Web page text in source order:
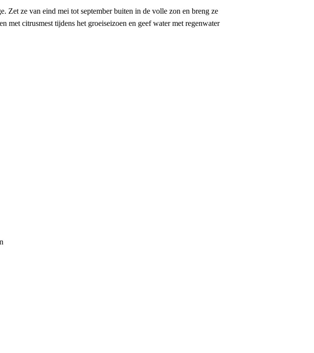
Zet ze van eind mei tot september buiten in de volle zon en breng ze
citrusmest tijdens het groeiseizoen en geef water met regenwater